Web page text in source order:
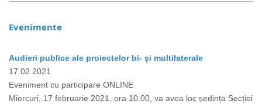
Evenimente
Audieri publice ale proiectelor bi- și multilaterale
17.02.2021
Eveniment cu participare ONLINE
Miercuri, 17 februarie 2021, ora 10.00, va avea loc ședința Secției